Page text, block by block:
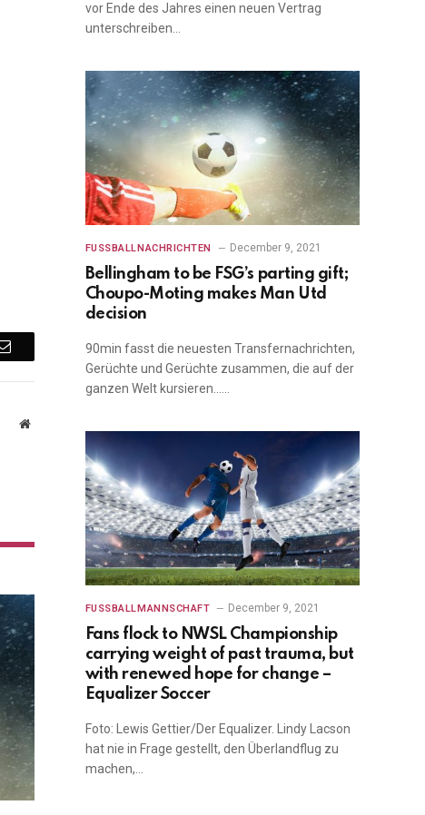
Email
Website
vor Ende des Jahres einen neuen Vertrag
unterschreiben…
FUSSBALLNACHRICHTEN December 9, 2021
Bellingham to be FSG’s parting gift;
Choupo-Moting makes Man Utd
decision
90min fasst die neuesten Transfernachrichten,
Gerüchte und Gerüchte zusammen, die auf der
ganzen Welt kursieren……
FUSSBALLMANNSCHAFT December 9, 2021
Fans flock to NWSL Championship
carrying weight of past trauma, but
with renewed hope for change –
Equalizer Soccer
Foto: Lewis Gettier/Der Equalizer. Lindy Lacson
hat nie in Frage gestellt, den Überlandflug zu
machen,…